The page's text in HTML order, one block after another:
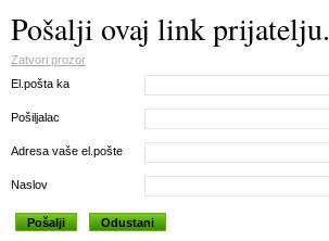
Pošalji ovaj link prijatelju.
Zatvori prozor
El.pošta ka
Pošiljalac
Adresa vaše el.pošte
Naslov
Pošalji Odustani